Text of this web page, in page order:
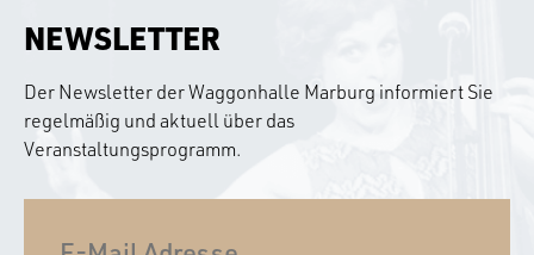
NEWSLETTER
Der Newsletter der Waggonhalle Marburg informiert Sie
regelmäßig und aktuell über das
Veranstaltungsprogramm.